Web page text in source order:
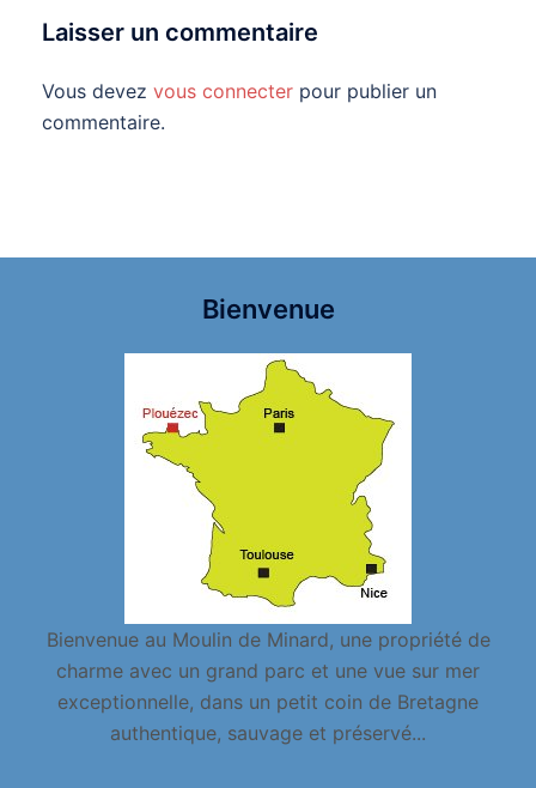
Laisser un commentaire
Vous devez vous connecter pour publier un
commentaire.
Bienvenue
Bienvenue au Moulin de Minard, une propriété de
charme avec un grand parc et une vue sur mer
exceptionnelle, dans un petit coin de Bretagne
authentique, sauvage et préservé...